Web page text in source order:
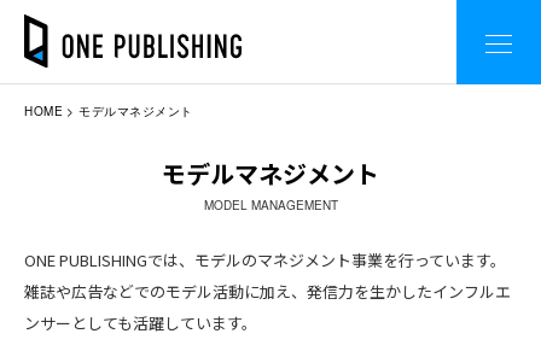
HOME モデルマネジメント
モデルマネジメント
MODEL MANAGEMENT
ONE PUBLISHINGでは、モデルのマネジメント事業を行っています。
雑誌や広告などでのモデル活動に加え、発信力を生かしたインフルエ
ンサーとしても活躍しています。